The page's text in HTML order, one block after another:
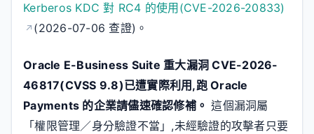
Kerberos KDC 對 RC4 的使用(CVE-2026-20833)
(2026-07-06 查證)。
Oracle E-Business Suite 重大漏洞 CVE-2026-
46817(CVSS 9.8)已遭實際利用,跑 Oracle
Payments 的企業請儘速確認修補。 這個漏洞屬
「權限管理／身分驗證不當」,未經驗證的攻擊者只要